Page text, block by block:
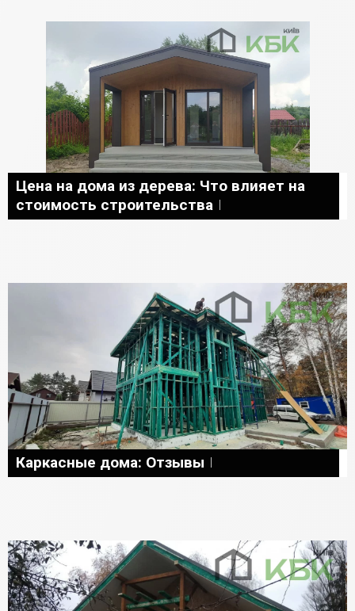
Цена на дома из дерева: Что влияет на
стоимость строительства
Каркасные дома: Отзывы